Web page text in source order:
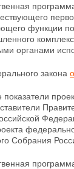
функции
органами
закона
Собрания